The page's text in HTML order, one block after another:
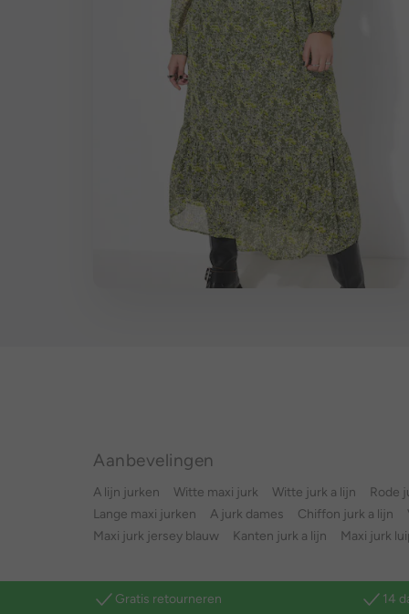
Aanbevelingen
A lijn jurken Witte maxi jurk Witte jurk a lijn
Rode
Lange maxi jurken
A jurk dames Chiffon jurk a lijn
Maxi jurk jersey blauw
Kanten jurk a lijn Maxi jurk
Gratis retourneren 14